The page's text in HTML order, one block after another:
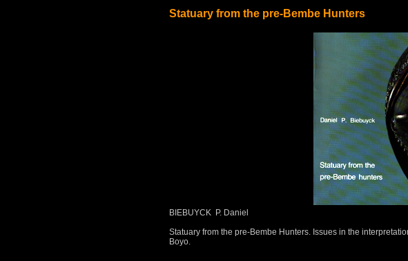
Statuary from the pre-Bembe Hunters
BIEBUYCK P. Daniel
Statuary from the pre-Bembe Hunters. Issues in the
Boyo.